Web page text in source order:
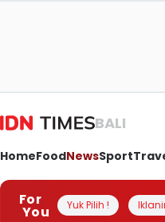
BALI
HomeFoodNewsSport
For
You Yuk Pilih !